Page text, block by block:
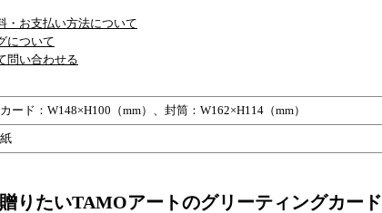
・お支払い方法について
について
問い合わせる
カード：W148×H100（mm）、封筒：W162×H114（mm）
紙
りたいTAMOアートのグリーティングカード